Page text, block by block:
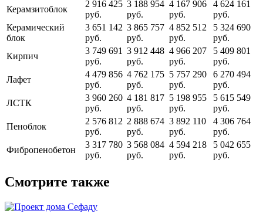
Керамзитоблок
2 916 425
руб.
3 188 954
руб.
4 167 906
руб.
4 624 161
руб.
Керамический
блок
3 651 142
руб.
3 865 757
руб.
4 852 512
руб.
5 324 690
руб.
Кирпич
3 749 691
руб.
3 912 448
руб.
4 966 207
руб.
5 409 801
руб.
Лафет
4 479 856
руб.
4 762 175
руб.
5 757 290
руб.
6 270 494
руб.
ЛСТК
3 960 260
руб.
4 181 817
руб.
5 198 955
руб.
5 615 549
руб.
Пеноблок
2 576 812
руб.
2 888 674
руб.
3 892 110
руб.
4 306 764
руб.
Фибропенобетон
3 317 780
руб.
3 568 084
руб.
4 594 218
руб.
5 042 655
руб.
Смотрите также